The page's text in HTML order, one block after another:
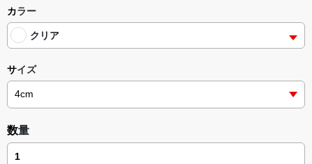
カラー
クリア
サイズ
数量